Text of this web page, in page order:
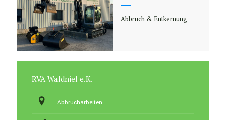
Abbruch & Entkernung
RVA Waldniel e.K.
Abbrucharbeiten